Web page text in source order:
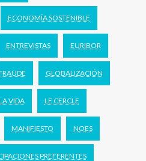
ECONOMÍA SOSTENIBLE
ENTREVISTAS EURIBOR
GLOBALIZACIÓN
VIDA LE CERCLE
MANIFIESTO NOES
PREFERENTES